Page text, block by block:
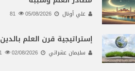
علي أونال 05/08/2026
إستراتيجية قرن العلم بالدين
سليمان عشراتي 02/08/2026